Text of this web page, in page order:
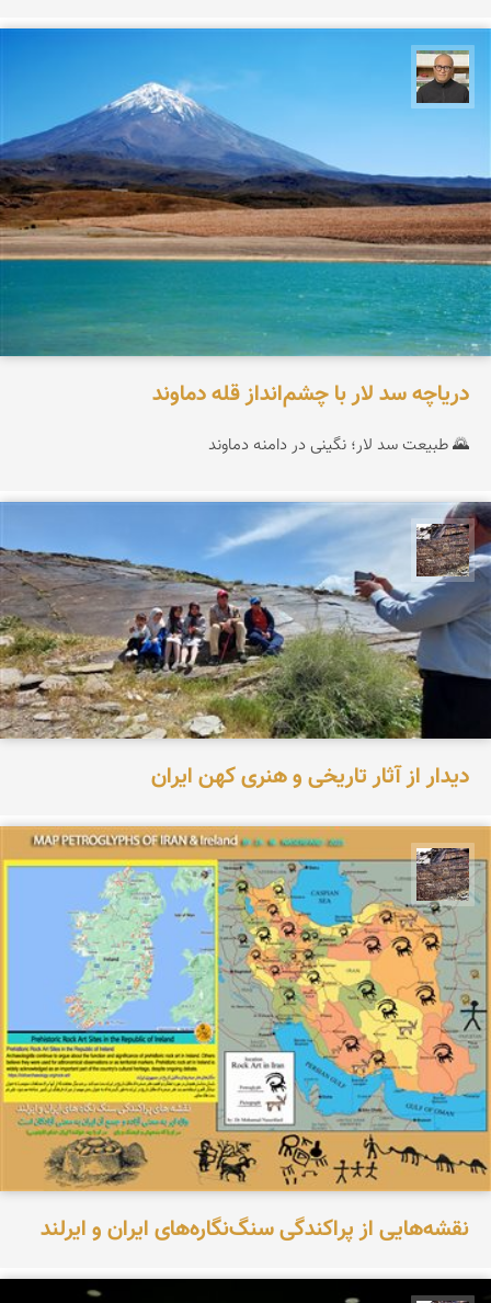
دریاچه سد لار با چشم‌انداز قله دماوند
🌄 طبیعت سد لار؛ نگینی در دامنه دماوند
دیدار از آثار تاریخی و هنری کهن ایران
محمد ناصری فرد
نقشه‌هایی از پراکندگی سنگ‌نگاره‌های ایران و ایرلند